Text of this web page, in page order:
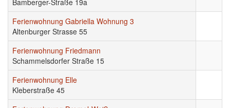
Bamberger-Straße 19a
Ferienwohnung Gabriella Wohnung 3
Altenburger Strasse 55
Ferienwohnung Friedmann
Schammelsdorfer Straße 15
Ferienwohnung Elle
Kleberstraße 45